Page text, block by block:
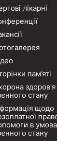
лікарні
пам’яті
здоров'я
стану
щодо
в
стану